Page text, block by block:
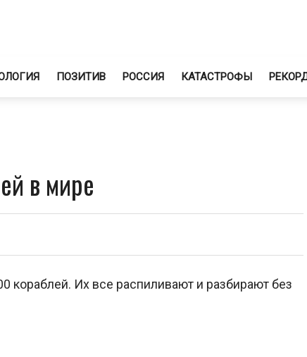
ПОЗИТИВ РОССИЯ КАТАСТРОФЫ
в мире
кораблей. Их все распиливают и разбирают без